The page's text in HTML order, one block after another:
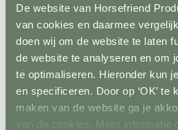
De website van Horsefriend
van cookies en daarmee
doen wij om de website te laten
de website te analyseren en om
te optimaliseren. Hieronder kun
en specificeren. Door op ‘OK’ te
maken van de website ga je
van de cookies. Meer informatie
Beregening
Bodembewerking
Opstijghulp
Ventilatoren
Terug
Mobiele ventilatoren
Inbouw ventilatoren
Conditie en gezondheid
Terug
Solaria